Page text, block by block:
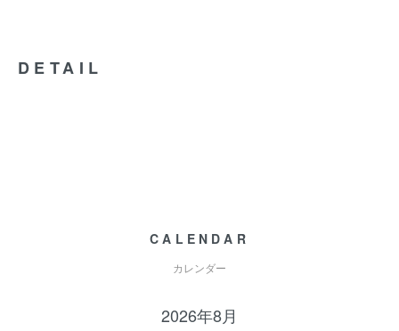
DETAIL
CALENDAR
カレンダー
2026年8月